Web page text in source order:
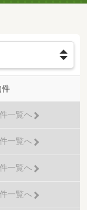
件
一覧へ
一覧へ
一覧へ
一覧へ